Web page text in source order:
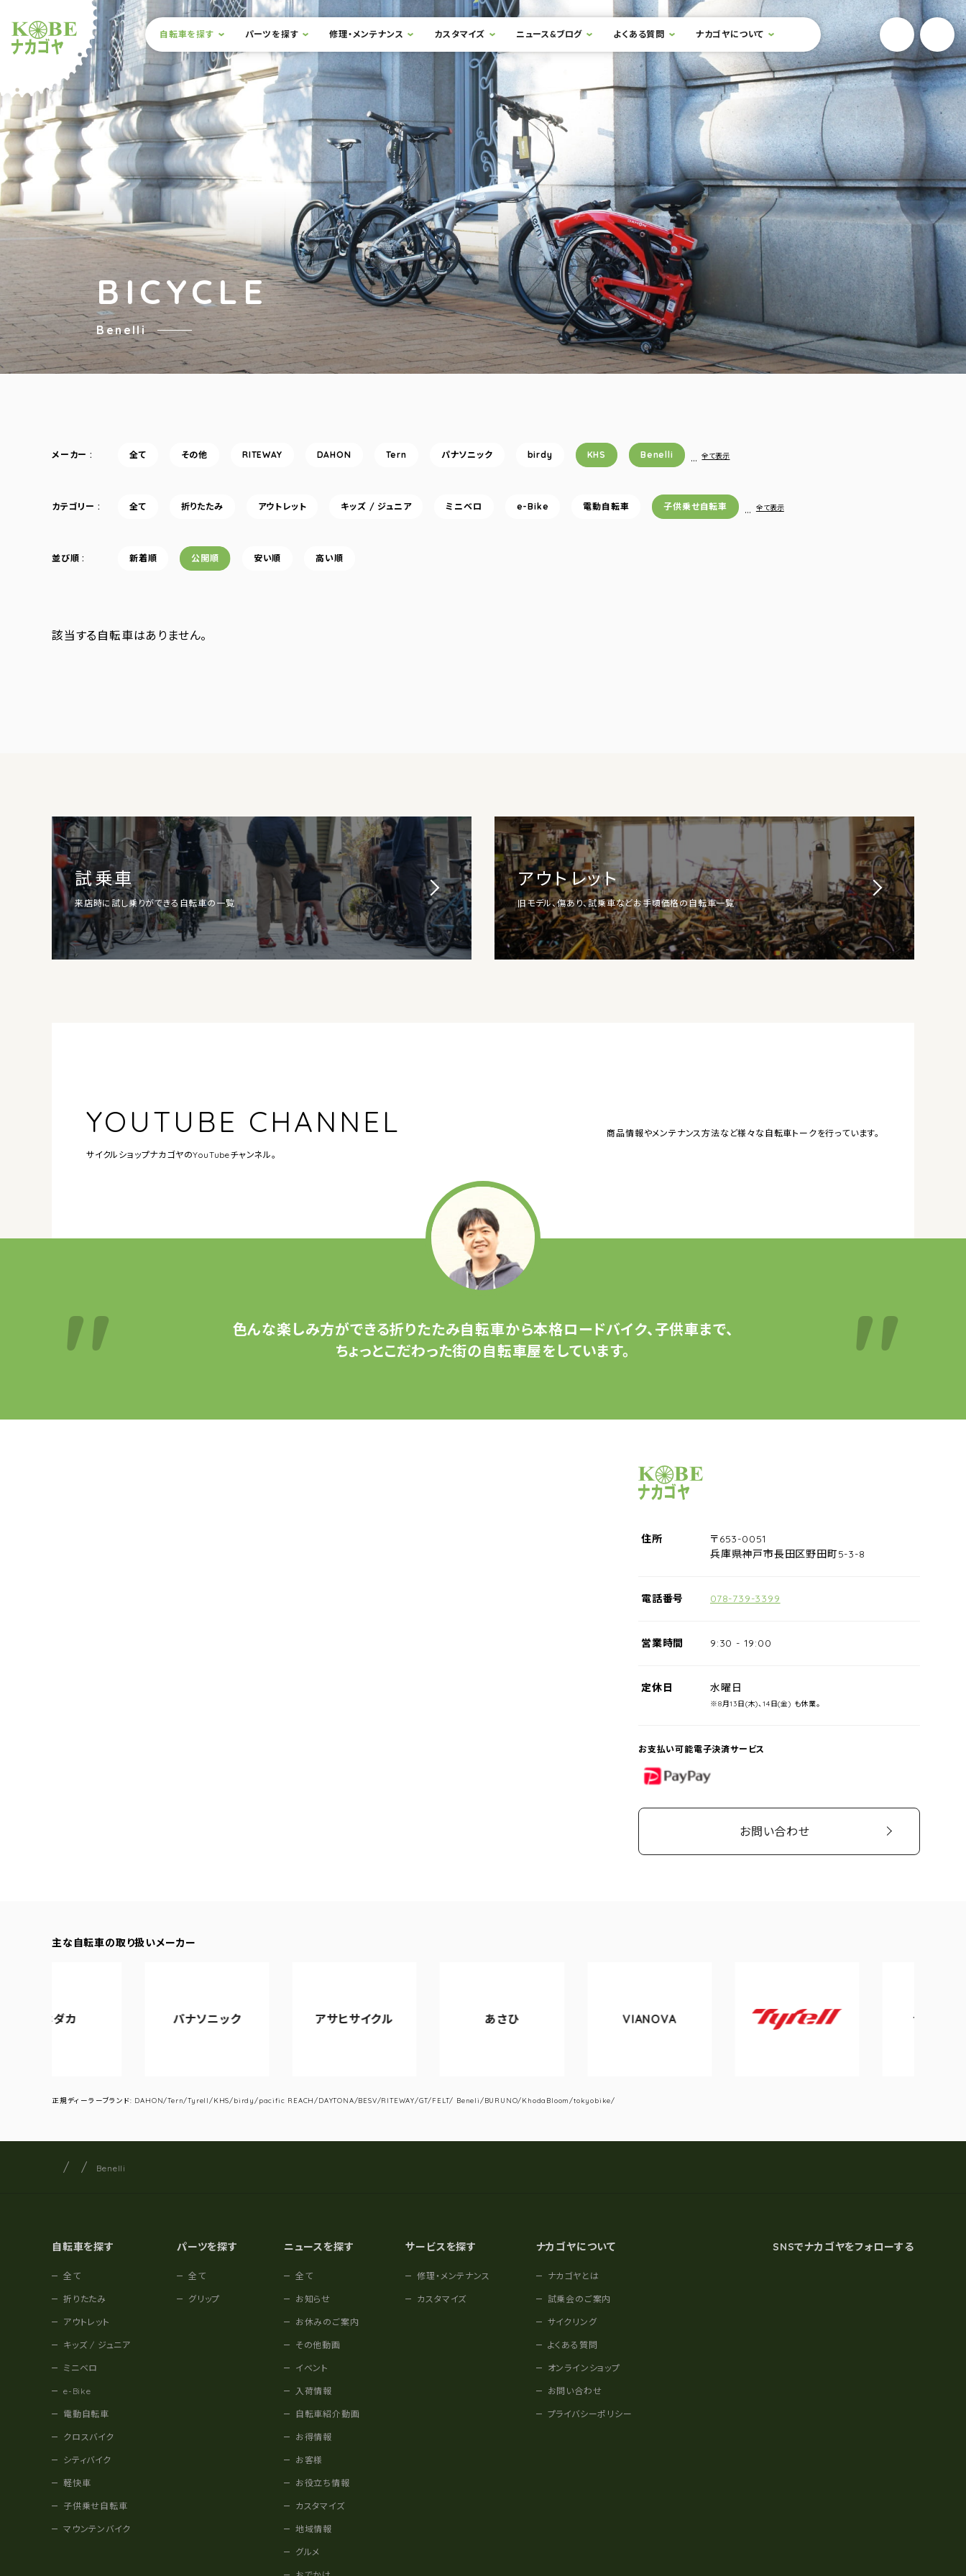
ショップナカゴヤ
サイト内メニュー
本文までスキップ
自転車を探す パーツを探す 修理・メンテナンス カスタマイズ ニュース&ブログ よくある質問 ナカゴヤについて 検索フォームを開閉する YouTube
BICYCLE
Benelli
メーカー 全て その他 RITEWAY DAHON Tern パナソニック birdy KHS Benelli … 全て表示
カテゴリー 全て 折りたたみ アウトレット キッズ / ジュニア ミニベロ e-Bike 電動自転車 子供乗せ自転車 … 全て表示
並び順 新着順 公開順 安い順 高い順
該当する自転車はありません。
試乗車
来店時に試し乗りができる自転車の一覧
アウトレット
旧モデル、傷あり、試乗車などお手頃価格の自転車一覧
YOUTUBE CHANNEL
サイクルショップナカゴヤのYouTubeチャンネル。
商品情報やメンテナンス方法など様々な自転車トークを行っています。
色んな楽しみ方ができる折りたたみ自転車から本格ロードバイク、子供車まで、
ちょっとこだわった街の自転車屋をしています。
サイクルショップナカゴヤ
住所
〒653-0051
兵庫県神戸市長田区野田町5-3-8
電話番号 078-739-3399
営業時間 9:30 - 19:00
定休日 水曜日
※8月13日(木)、14日(金) も休業。
お支払い可能電子決済サービス
PayPay
お問い合わせ
主な自転車の取り扱いメーカー
パナソニック アサヒサイクル
Tyrell
tokyobike
正規ディーラーブランド: DAHON/Tern/Tyrell/KHS/birdy/pacific REACH/DAYTONA/BESV/RITEWAY/GT/FELT/ Beneli/BURUNO/KhodaBloom/tokyobike/
サイト内の現在地
サイクルショップナカゴヤ
Benelli
自転車を探す
全て
折りたたみ
アウトレット
キッズ / ジュニア
ミニベロ
e-Bike
電動自転車
クロスバイク
シティバイク
軽快車
子供乗せ自転車
マウンテンバイク
パーツを探す
全て
グリップ
ニュースを探す
全て
お知らせ
お休みのご案内
その他動画
イベント
入荷情報
自転車紹介動画
お得情報
お客様
お役立ち情報
カスタマイズ
地域情報
グルメ
サービスを探す
修理・メンテナンス
カスタマイズ
ナカゴヤについて
ナカゴヤとは
試乗会のご案内
サイクリング
よくある質問
オンラインショップ
お問い合わせ
プライバシーポリシー
SNSでナカゴヤをフォローする